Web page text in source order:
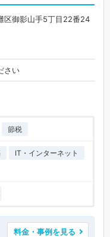
区御影山手5丁目22番24
さい
節税
IT・インターネット
料金・事例を見る